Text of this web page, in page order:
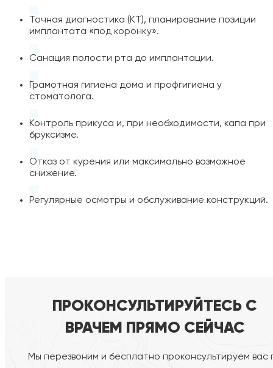
Точная диагностика (КТ), планирование позиции
имплантата «под коронку».
Санация полости рта до имплантации.
Грамотная гигиена дома и профгигиена у
стоматолога.
Контроль прикуса и, при необходимости, капа при
бруксизме.
Отказ от курения или максимально возможное
снижение.
Регулярные осмотры и обслуживание конструкций.
ПРОКОНСУЛЬТИРУЙТЕСЬ С
ВРАЧЕМ ПРЯМО СЕЙЧАС
Мы перезвоним и бесплатно проконсультируем вас